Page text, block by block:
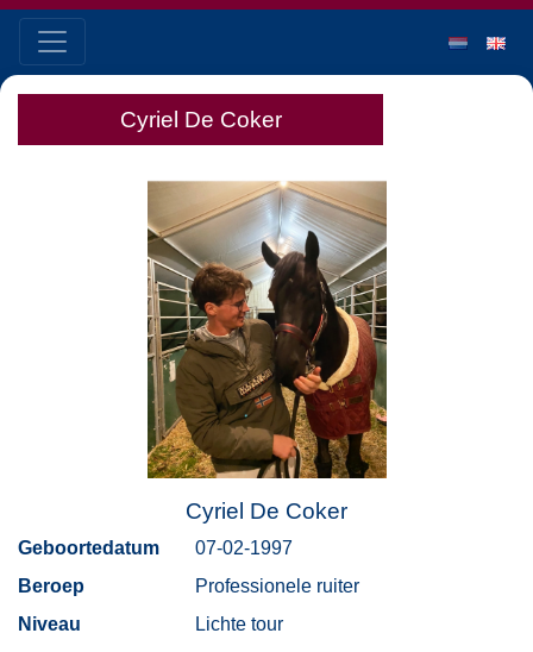
Cyriel De Coker
Cyriel De Coker
Geboortedatum
07-02-1997
Beroep
Professionele ruiter
Niveau
Lichte tour